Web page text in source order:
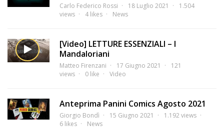
Carlo Federico Rossi 18 Luglio 2021
1.504
views
4 likes News
[Video] LETTURE ESSENZIALI – I
Mandaloriani
Matteo Firenzani 17 Giugno 2021
121
views
0 like Video
Anteprima Panini Comics Agosto 2021
Giorgio Bondì 15 Giugno 2021
1.192 views
6 likes
News